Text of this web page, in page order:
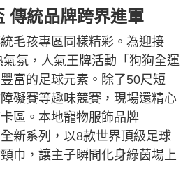
傳統品牌跨界進軍
毛孩專區同樣精彩。為迎接
氛，人氣王牌活動「狗狗全運
富的足球元素。除了50尺短
礙賽等趣味競賽，現場還精心
區。本地寵物服飾品牌
新系列，以8款世界頂級足球
巾，讓主子瞬間化身綠茵場上